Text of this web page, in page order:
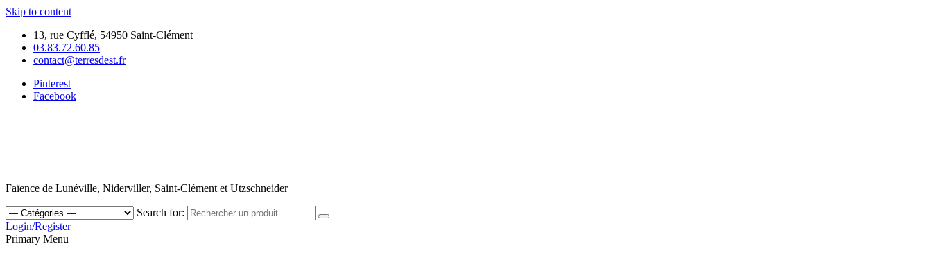
Skip to content
13, rue Cyfflé, 54950 Saint-Clément
03.83.72.60.85
contact@terresdest.fr
Pinterest
Facebook
Faïence de Lunéville, Niderviller, Saint-Clément et Utzschneider
Search for:
Login/Register
Primary Menu